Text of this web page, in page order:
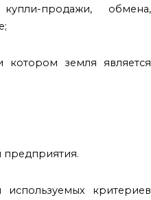
продажи, обмена,
котором земля является
предприятия.
критериев